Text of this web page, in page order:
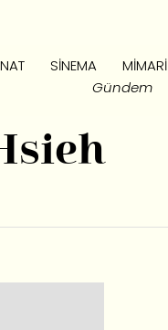
SINEMA MIMARI
Gündem